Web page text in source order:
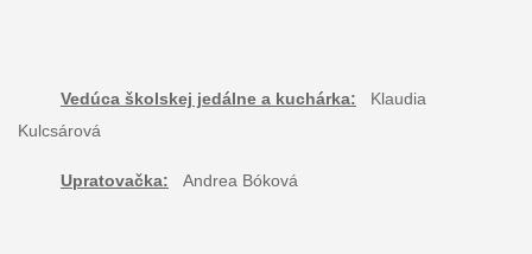
Vedúca školskej jedálne a kuchárka:
Klaudia
Kulcsárová
Upratovačka: Andrea Bóková